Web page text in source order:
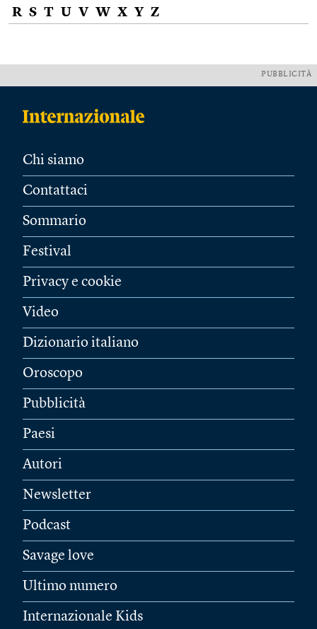
R S T U V W X Y Z
PUBBLICITÀ
Chi siamo
Contattaci
Sommario
Festival
Privacy e cookie
Video
Dizionario italiano
Oroscopo
Pubblicità
Paesi
Autori
Newsletter
Podcast
Savage love
Ultimo numero
Internazionale Kids